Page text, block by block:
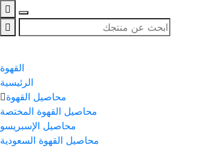
القهوة
الرئيسية
محاصيل القهوة
محاصيل القهوة المختصة
محاصيل الإسبريسو
محاصيل القهوة السعودية